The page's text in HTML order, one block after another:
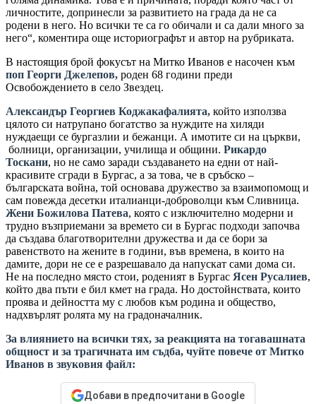
личностите, допринесли за развитието на града да не са
родени в него. Но всички те са го обичали и са дали много за
него“, коментира още историографът и автор на рубриката.
В настоящия брой фокусът на Митко Иванов е насочен към
поп Георги Джелепов, роден 68 години преди
Освобождението в село Звездец.
Александър Георгиев Коджакафалията, който използва
цялото си натрупано богатство за нуждите на хиляди
нуждаещи се бургазлии и бежанци. А имотите си на църкви,
болници, организации, училища и общини. Рикардо
Тоскани, но не само заради създаването на едни от най-
красивите сгради в Бургас, а за това, че в сръбско –
българската война, той основава дружество за взаимопомощ и
сам повежда десетки италианци-доброволци към Сливница.
Жени Божилова Патева, която с изключително модерни и
трудно възприемани за времето си в Бургас подходи започва
да създава благотворителни дружества и да се бори за
равенството на жените в години, във времена, в които на
дамите, дори не се е разрешавало да напускат сами дома си.
Не на последно място стои, роденият в Бургас Ясен Русалиев,
който два пъти е бил кмет на града. Но достойнствата, които
проява и дейността му с любов към родина и общество,
надхвърлят ролята му на градоначалник.
За влиянието на всички тях, за реакцията на тогавашната
общност и за трагичната им съдба, чуйте повече от Митко
Иванов в звуковия файл:
Добави в предпочитани в Google